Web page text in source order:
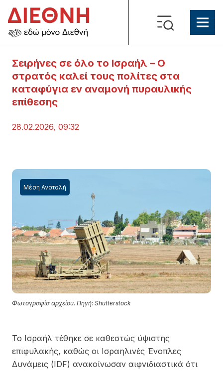
Σειρήνες σε όλο το Ισραήλ – Ο
στρατός καλεί τους πολίτες στα
καταφύγια εν αναμονή πυραυλικής
επίθεσης
28.02.2026, 09:32
Φωτογραφία αρχείου. Πηγή: Shutterstock
Μέση Ανατολή
Το Ισραήλ τέθηκε σε καθεστώς ύψιστης
επιφυλακής, καθώς οι Ισραηλινές Ένοπλες
Δυνάμεις (IDF) ανακοίνωσαν αιφνιδιαστικά ότι